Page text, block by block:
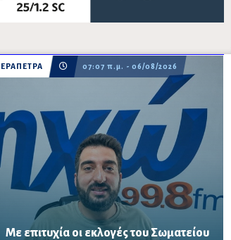
ΙΕΡΑΠΕΤΡΑ 07:07 π.μ. - 06/08/2026
Με επιτυχία οι εκλογές του Σωματείου